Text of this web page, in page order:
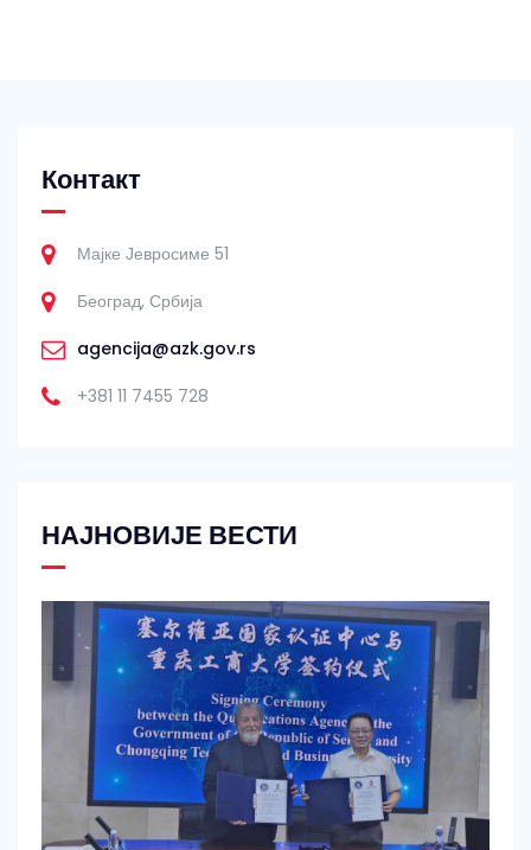
Контакт
Мајке Јевросиме 51
Београд, Србија
agencija@azk.gov.rs
+381 11 7455 728
НАЈНОВИЈЕ ВЕСТИ